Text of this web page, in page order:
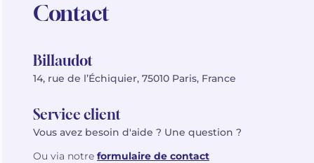
Contact
Billaudot
14, rue de l’Échiquier, 75010 Paris, France
Service client
Vous avez besoin d'aide ? Une question ?
Ou via notre formulaire de contact